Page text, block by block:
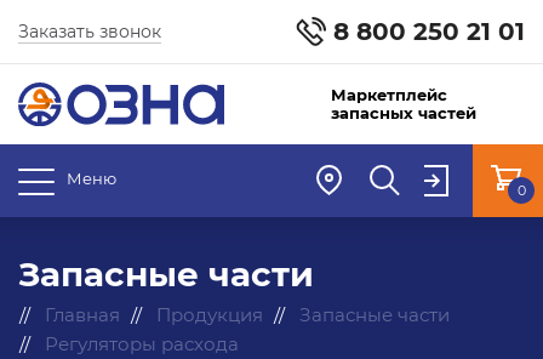
8 800 250 21 01
Заказать звонок
Маркетплейс
запасных частей
Меню
0
Запасные части
Главная Продукция
Запасные части
Регуляторы расхода